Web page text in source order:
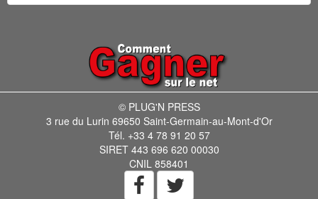
© PLUG'N PRESS
3 rue du Lurin 69650 Saint-Germain-au-Mont-d'Or
Tél. +33 4 78 91 20 57
SIRET 443 696 620 00030
CNIL 858401